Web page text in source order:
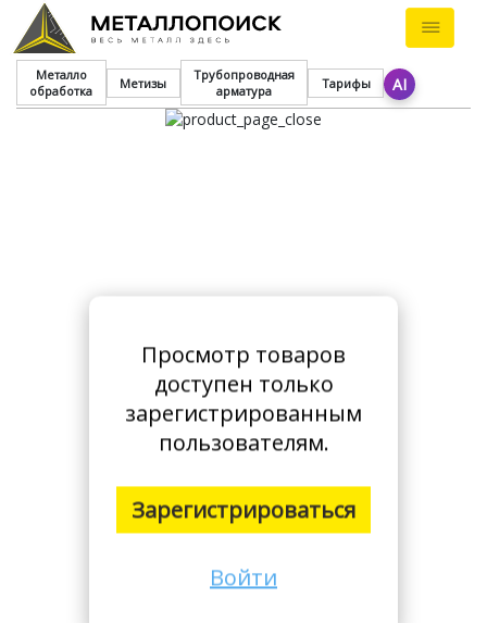
Металло
обработка
Метизы
Трубопроводная
арматура
Тарифы AI
Просмотр товаров
доступен только
зарегистрированным
пользователям.
Зарегистрироваться
Войти
Тарифы